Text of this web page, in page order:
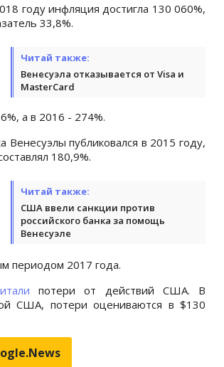
году инфляция достигла 130 060%,
33,8%.
Читай также:
Венесуэла отказывается от Visa и
MasterCard
а в 2016 - 274%.
публиковался в 2015 году,
180,9%.
Читай также:
США ввели санкции против
российского банка за помощь
Венесуэле
периодом 2017 года.
потери от действий США. В
США, потери оцениваются в $130